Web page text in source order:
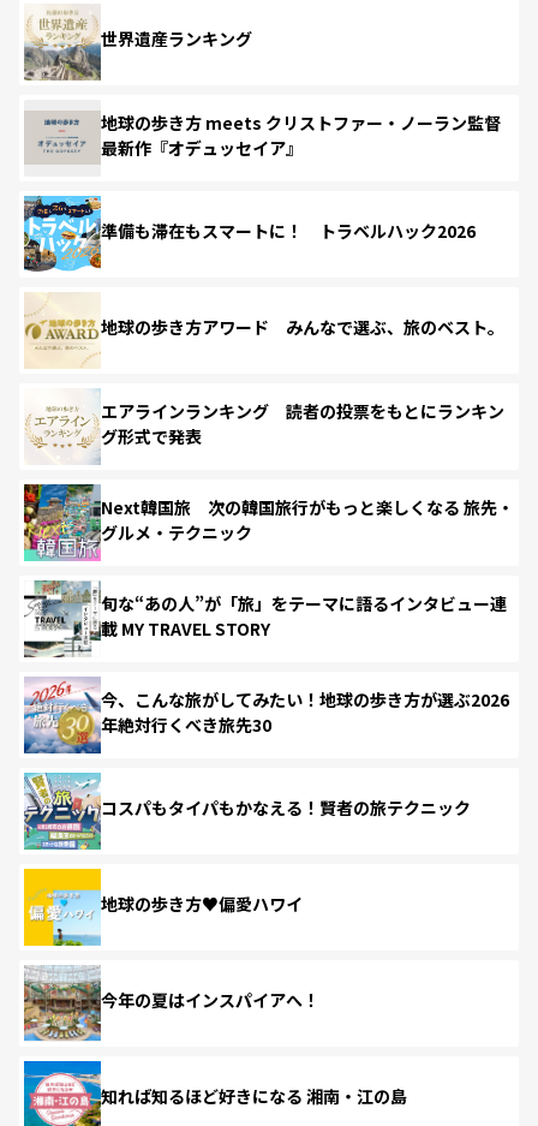
世界遺産ランキング
地球の歩き方 meets クリストファー・ノーラン監督
最新作『オデュッセイア』
準備も滞在もスマートに！ トラベルハック2026
地球の歩き方アワード みんなで選ぶ、旅のベスト。
エアラインランキング 読者の投票をもとにランキン
グ形式で発表
Next韓国旅 次の韓国旅行がもっと楽しくなる 旅先・
グルメ・テクニック
旬な“あの人”が「旅」をテーマに語るインタビュー連
載 MY TRAVEL STORY
今、こんな旅がしてみたい！地球の歩き方が選ぶ2026
年絶対行くべき旅先30
コスパもタイパもかなえる！賢者の旅テクニック
地球の歩き方♥偏愛ハワイ
今年の夏はインスパイアへ！
知れば知るほど好きになる 湘南・江の島